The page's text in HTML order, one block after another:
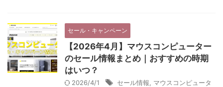
セール・キャンペーン
【2026年4月】マウスコンピューター
のセール情報まとめ｜おすすめの時期
はいつ？
2026/4/1 セール情報
マウスコンピュータ